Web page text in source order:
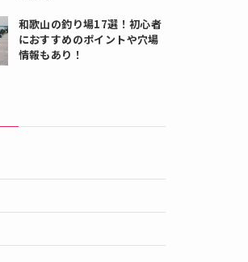
和歌山の釣り場17選！初心者
におすすめのポイントや穴場
情報もあり！